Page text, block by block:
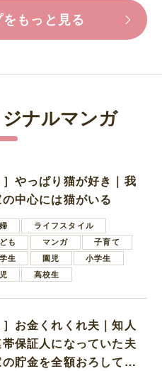
もっと見る
ナルマンガ
］やっぱり猫が好き｜我
中心には猫がいる
ライフスタイル
も
マンガ
子育て
生
園児
小学生
高校生
］お金くれくれ夫｜知人
保証人になっていた夫
貯金を全額おろしてほ